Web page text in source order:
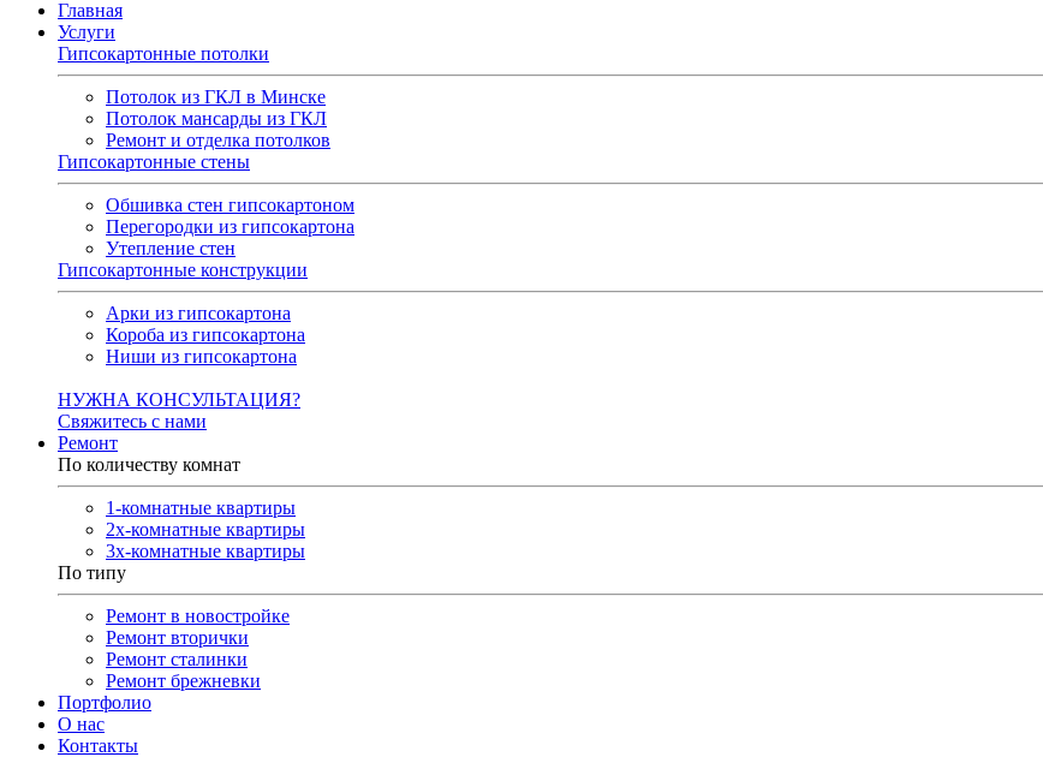
Главная
Услуги
Гипсокартонные потолки
Потолок из ГКЛ в Минске
Потолок мансарды из ГКЛ
Ремонт и отделка потолков
Гипсокартонные стены
Обшивка стен гипсокартоном
Перегородки из гипсокартона
Утепление стен
Гипсокартонные конструкции
Арки из гипсокартона
Короба из гипсокартона
Ниши из гипсокартона
НУЖНА КОНСУЛЬТАЦИЯ?
Свяжитесь с нами
Ремонт
По количеству комнат
1-комнатные квартиры
2х-комнатные квартиры
3х-комнатные квартиры
По типу
Ремонт в новостройке
Ремонт вторички
Ремонт сталинки
Ремонт брежневки
Портфолио
О нас
Контакты